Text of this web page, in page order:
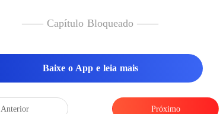
—— Capítulo Bloqueado ——
Baixe o App e leia mais
Anterior Próximo